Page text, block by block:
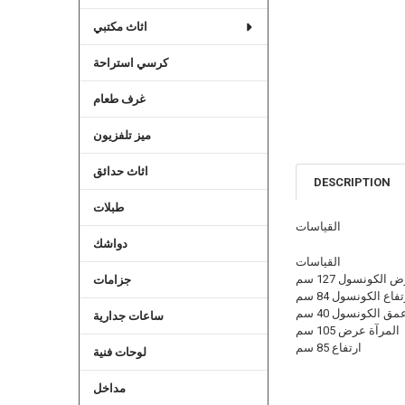
اثاث مكتبي
كرسي استراحة
غرف طعام
ميز تلفزيون
اثاث حدائق
طبلات
دواشك
جزامات
ساعات جدارية
لوحات فنية
مداخل
DESCRIPTION
القياسات
القياسات
الكونسول 127 سم
الكونسول 84 سم
الكونسول 40 سم
المرآة عرض 105 سم
ارتفاع 85 سم